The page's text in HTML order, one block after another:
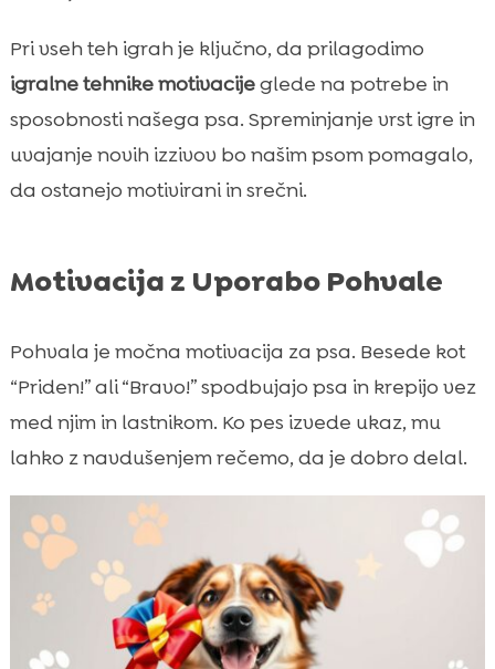
Pri vseh teh igrah je ključno, da prilagodimo
igralne tehnike motivacijeglede na potrebe in
sposobnosti našega psa. Spreminjanje vrst igre in
uvajanje novih izzivov bo našim psom pomagalo,
da ostanejo motivirani in srečni.
Motivacija z Uporabo Pohvale
Pohvala je močna motivacija za psa. Besede kot
“Priden!” ali “Bravo!” spodbujajo psa in krepijo vez
med njim in lastnikom. Ko pes izvede ukaz, mu
lahko z navdušenjem rečemo, da je dobro delal.